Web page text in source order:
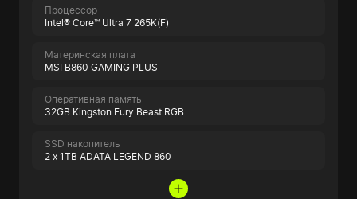
Процессор
Intel® Core™ Ultra 7 265K(F)
Материнская плата
MSI B860 GAMING PLUS
Оперативная память
32GB Kingston Fury Beast RGB
SSD накопитель
2 x 1TB ADATA LEGEND 860